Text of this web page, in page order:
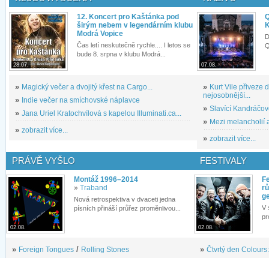
28.07.
12. Koncert pro Kaštánka pod
širým nebem v legendárním klubu
Modrá Vopice
Čas letí neskutečně rychle.... I letos se
bude 8. srpna v klubu Modrá...
» Magický večer a dvojitý křest na Cargo...
» Indie večer na smíchovské náplavce
» Jana Uriel Kratochvílová s kapelou Illuminati.ca...
» zobrazit více...
07.08.
» Kurt Vile přiveze
nejosobnější...
» Slavící
» Mezi melancholií
» zobrazit více...
PRÁVĚ VYŠLO
02.08.
Montáž 1996–2014
» Traband
Nová retrospektiva v dvaceti jedna
písních přináší průřez proměnlivou...
» Foreign Tongues / Rolling Stones
FESTIVALY
02.08.
V
» Čtvrtý den